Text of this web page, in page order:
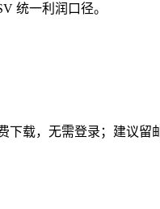
统一利润口径。
载，无需登录；建议留